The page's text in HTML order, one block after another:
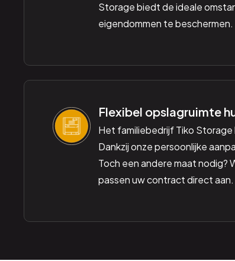
Storage biedt de ideale
eigendommen te beschermen.
Flexibel opslagruimte
Het familiebedrijf Tiko
Dankzij onze persoonlijke
Toch een andere maat nodig?
passen uw contract direct aan.